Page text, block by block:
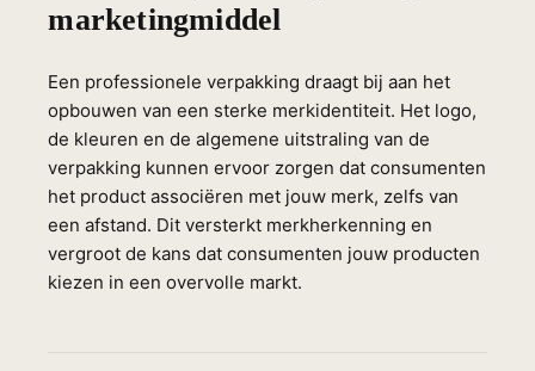
marketingmiddel
Een professionele verpakking draagt bij aan het
opbouwen van een sterke merkidentiteit. Het logo,
de kleuren en de algemene uitstraling van de
verpakking kunnen ervoor zorgen dat consumenten
het product associëren met jouw merk, zelfs van
een afstand. Dit versterkt merkherkenning en
vergroot de kans dat consumenten jouw producten
kiezen in een overvolle markt.